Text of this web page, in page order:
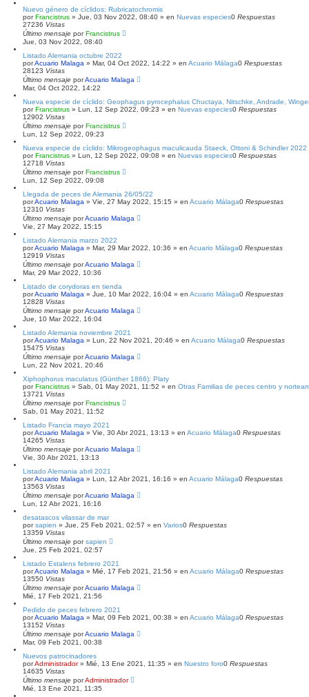
Nuevo género de cíclidos: Rubricatochromis
porFrancistrus » Jue, 03 Nov 2022, 08:40 » en Nuevas especies0 Respuestas
27236 Vistas
Último mensaje porFrancistrus
Jue, 03 Nov 2022, 08:40
Listado Alemania octubre 2022
porAcuario Malaga » Mar, 04 Oct 2022, 14:22 » en Acuario Málaga0 Respuestas
28123 Vistas
Último mensaje porAcuario Malaga
Mar, 04 Oct 2022, 14:22
Nueva especie de cíclido: Geophagus pyrocephalus Chuctaya, Nitschke, Andrade,
porFrancistrus » Lun, 12 Sep 2022, 09:23 » en Nuevas especies0 Respuestas
12902 Vistas
Último mensaje porFrancistrus
Lun, 12 Sep 2022, 09:23
Nueva especie de cíclido: Mikrogeophagus maculicauda Staeck, Ottoni & Schindler 2022
porFrancistrus » Lun, 12 Sep 2022, 09:08 » en Nuevas especies0 Respuestas
12718 Vistas
Último mensaje porFrancistrus
Lun, 12 Sep 2022, 09:08
Llegada de peces de Alemania 26/05/22
porAcuario Malaga » Vie, 27 May 2022, 15:15 » en Acuario Málaga0 Respuestas
12310 Vistas
Último mensaje porAcuario Malaga
Vie, 27 May 2022, 15:15
Listado Alemania marzo 2022
porAcuario Malaga » Mar, 29 Mar 2022, 10:36 » en Acuario Málaga0 Respuestas
12919 Vistas
Último mensaje porAcuario Malaga
Mar, 29 Mar 2022, 10:36
Listado de corydoras en tienda
porAcuario Malaga » Jue, 10 Mar 2022, 16:04 » en Acuario Málaga0 Respuestas
12828 Vistas
Último mensaje porAcuario Malaga
Jue, 10 Mar 2022, 16:04
Listado Alemania noviembre 2021
porAcuario Malaga » Lun, 22 Nov 2021, 20:46 » en Acuario Málaga0 Respuestas
15475 Vistas
Último mensaje porAcuario Malaga
Lun, 22 Nov 2021, 20:46
Xiphophorus maculatus (Günther 1866): Platy
porFrancistrus » Sab, 01 May 2021, 11:52 » en Otras Familias de peces centro y
13721 Vistas
Último mensaje porFrancistrus
Sab, 01 May 2021, 11:52
Listado Francia mayo 2021
porAcuario Malaga » Vie, 30 Abr 2021, 13:13 » en Acuario Málaga0 Respuestas
14265 Vistas
Último mensaje porAcuario Malaga
Vie, 30 Abr 2021, 13:13
Listado Alemania abril 2021
porAcuario Malaga » Lun, 12 Abr 2021, 16:16 » en Acuario Málaga0 Respuestas
13563 Vistas
Último mensaje porAcuario Malaga
Lun, 12 Abr 2021, 16:16
desatascos vilassar de mar
porsapien » Jue, 25 Feb 2021, 02:57 » en Varios0 Respuestas
13359 Vistas
Último mensaje porsapien
Jue, 25 Feb 2021, 02:57
Listado Estalens febrero 2021
porAcuario Malaga » Mié, 17 Feb 2021, 21:56 » en Acuario Málaga0 Respuestas
13550 Vistas
Último mensaje porAcuario Malaga
Mié, 17 Feb 2021, 21:56
Pedido de peces febrero 2021
porAcuario Malaga » Mar, 09 Feb 2021, 00:38 » en Acuario Málaga0 Respuestas
13152 Vistas
Último mensaje porAcuario Malaga
Mar, 09 Feb 2021, 00:38
Nuevos patrocinadores
porAdministrador» Mié, 13 Ene 2021, 11:35 » en Nuestro foro0 Respuestas
14635 Vistas
Último mensaje porAdministrador
Mié, 13 Ene 2021, 11:35